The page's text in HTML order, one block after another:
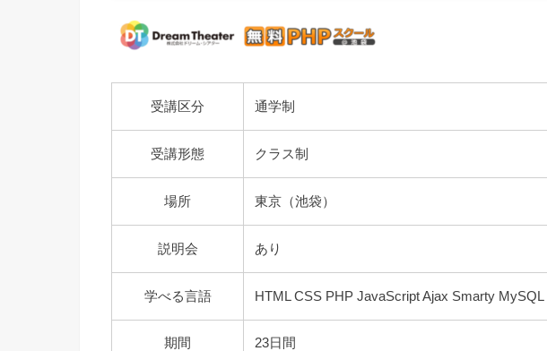
受講区分 通学制
受講形態 クラス制
場所 東京（池袋）
説明会 あり
学べる言語 HTML CSS PHP JavaScript Ajax Smarty MySQL
期間 23日間